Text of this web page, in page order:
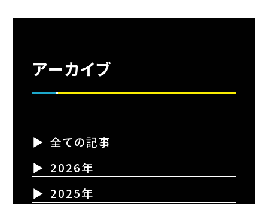
アーカイブ
全ての記事
2026年
2025年